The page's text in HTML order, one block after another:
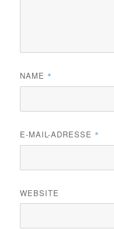
NAME *
E-MAIL-ADRESSE *
WEBSITE